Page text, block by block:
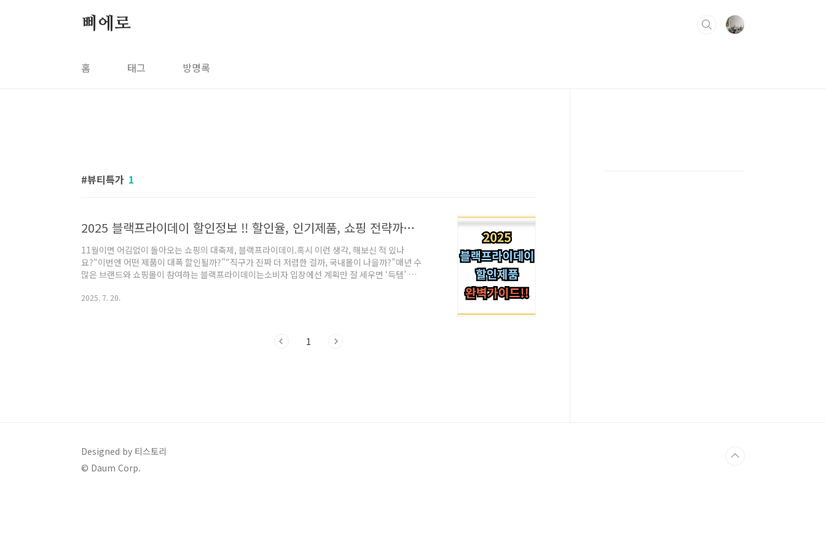
삐에로
홈 태그 방명록
뷰티특가 1
2025 블랙프라이데이 할인정보 !! 할인율, 인기제품, 쇼핑 전략까지 정리!
11월이면 어김없이 돌아오는 쇼핑의 대축제, 블랙프라이데이.혹시 이런 생각, 해보신 적 있나
요?“이번엔 어떤 제품이 대폭 할인될까?”“직구가 진짜 더 저렴한 걸까, 국내몰이 나을까?”매년 수
많은 브랜드와 쇼핑몰이 참여하는 블랙프라이데이는소비자 입장에선 계획만 잘 세우면 ‘득템’ 기
드립니다.블랙프라이데이 언제?｜2025년 일정 및 개요본 행사일: 2025년 11월 28일 금요일사전
2025. 7. 20.
1
Designed by 티스토리
© Daum Corp.